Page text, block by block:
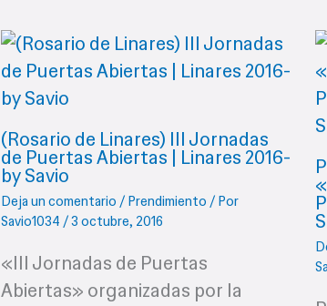
(Rosario de Linares) III Jornadas
de Puertas Abiertas | Linares 2016-
by Savio
Deja un comentario / Prendimiento / Por
Savio1034 /3 octubre, 2016
«III Jornadas de Puertas
Abiertas» organizadas por la